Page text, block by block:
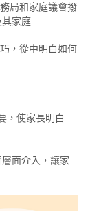
局和家庭議會撥
家庭
，從中明白如何
，使家長明白
面介入，讓家